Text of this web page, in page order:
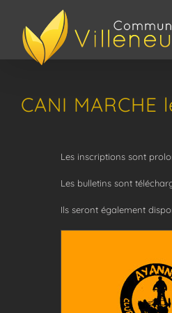
contenu
CANI MARCHE
Les inscriptions sont
Les bulletins sont
Ils seront également